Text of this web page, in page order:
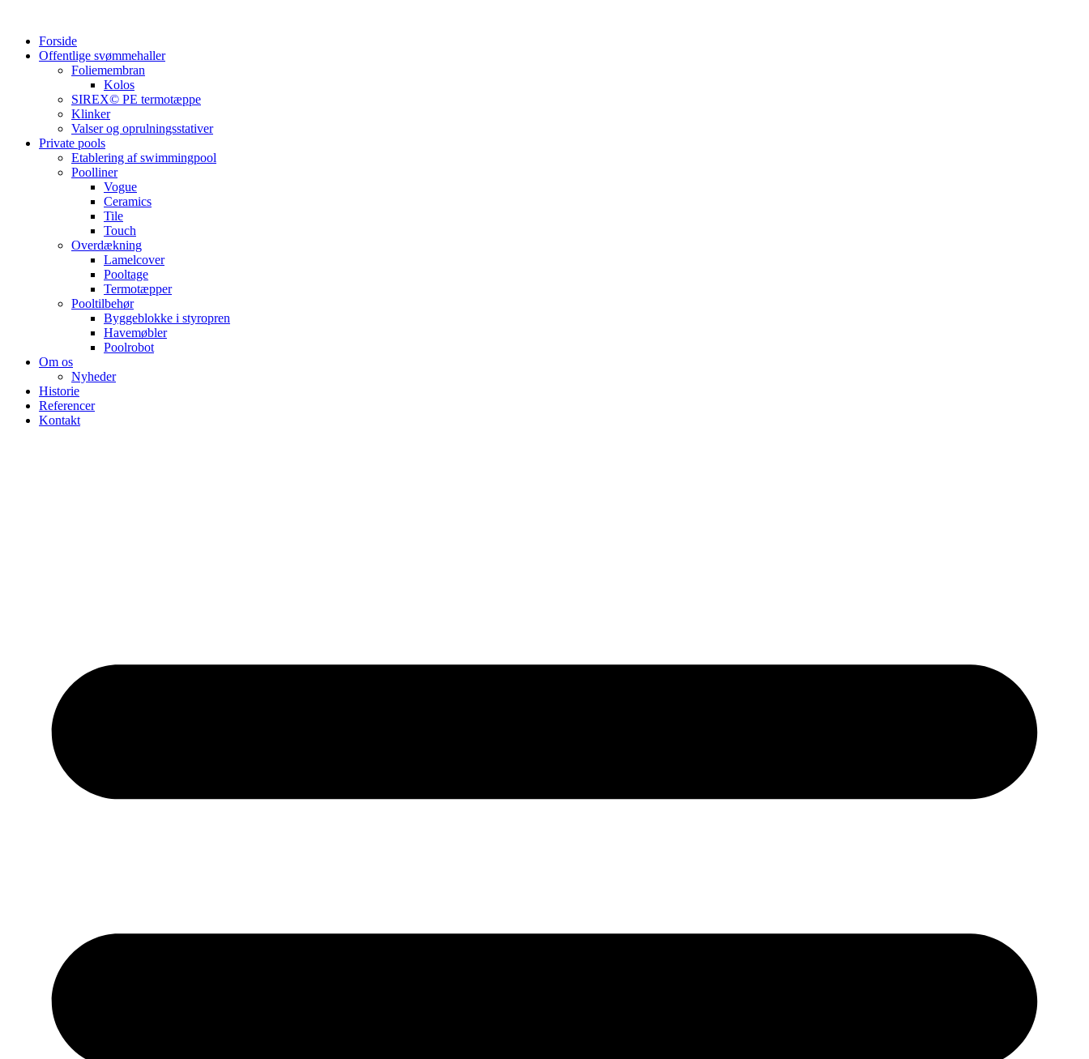
indholdForside
Offentlige svømmehaller
Foliemembran
Kolos
SIREX© PE termotæppe
Klinker
Valser og oprulningsstativer
Private pools
Etablering af swimmingpool
Poolliner
Vogue
Ceramics
Tile
Touch
Overdækning
Lamelcover
Pooltage
Termotæpper
Pooltilbehør
Byggeblokke i styropren
Havemøbler
Poolrobot
Om os
Nyheder
Historie
Referencer
Kontakt